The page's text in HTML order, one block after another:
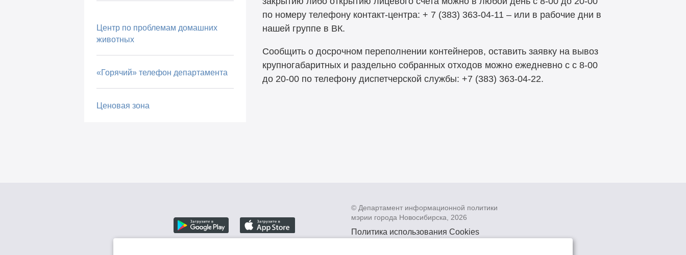
Центр по проблемам домашних
животных
«Горячий» телефон департамента
Ценовая зона
по номеру телефону контакт-центра: + 7 (383) 363-04-11 – или в рабочие дни в
нашей группе в ВК.
Сообщить о досрочном переполнении контейнеров, оставить заявку на вывоз
крупногабаритных и раздельно собранных отходов можно ежедневно с с 8-00
до 20-00 по телефону диспетчерской службы: +7 (383) 363-04-22.
© Департамент информационной политики
мэрии города Новосибирска, 2026
Политика использования Cookies